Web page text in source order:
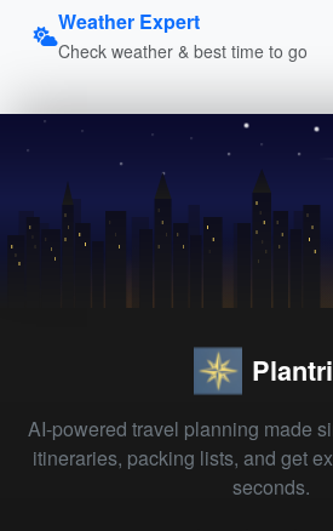
Weather Expert
Check weather & best time to go
AI-powered travel planning made
itineraries, packing lists, and get
seconds.